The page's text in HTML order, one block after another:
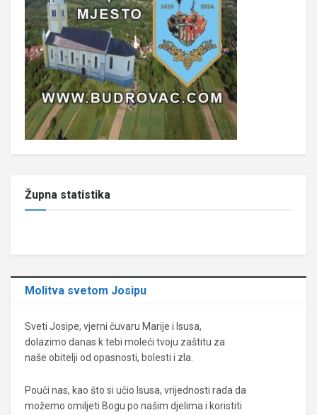
Župna statistika
Molitva svetom Josipu
Sveti Josipe, vjerni čuvaru Marije i Isusa,
dolazimo danas k tebi moleći tvoju zaštitu za
naše obitelji od opasnosti, bolesti i zla.
Pouči nas, kao što si učio Isusa, vrijednosti rada da
možemo omiljeti Bogu po našim djelima i koristiti